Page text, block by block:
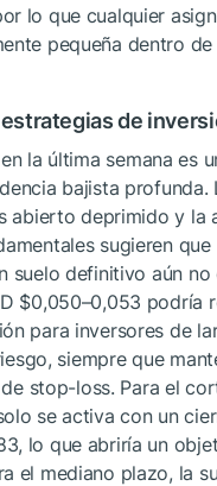
lo que cualquier
pequeña dentro
de
en la última semana es
bajista profunda.
abierto deprimido y la
sugieren que
suelo definitivo aún no
$0,050–0,053 podría
para inversores de
siempre que
stop-loss. Para el
se activa con un
lo que abriría un
el mediano plazo, la